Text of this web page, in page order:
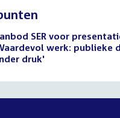
SER voor
werk: publieke
druk'